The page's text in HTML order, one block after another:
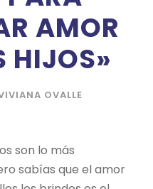
AMOR
HIJOS»
OVALLE
son lo más
sabías que el amor